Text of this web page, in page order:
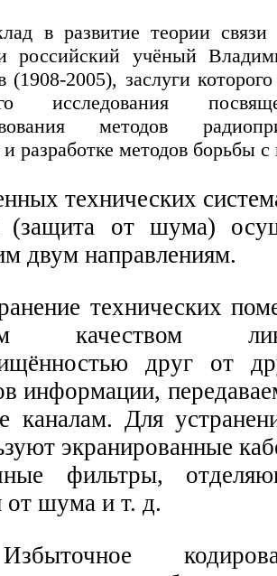
в развитие теории
российский учёный
(1908-2005), заслуги
исследования
методов
разработке методов борьбы
технических
от шума)
двум направлениям.
технических
качеством
друг от
информации,
каналам. Для
экранированные
фильтры,
от шума и т. д.